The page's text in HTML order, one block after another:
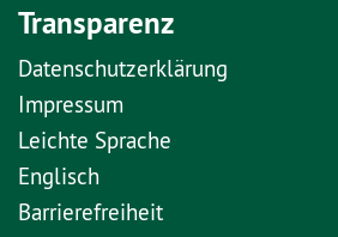
Transparenz
Datenschutzerklärung
Impressum
Leichte Sprache
Englisch
Barrierefreiheit